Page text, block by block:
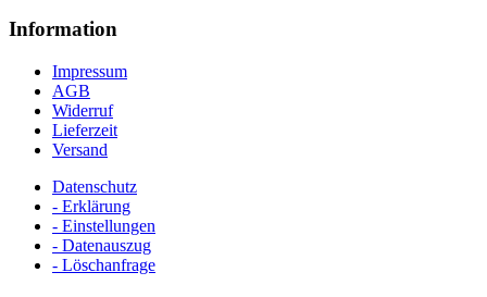
Information
Impressum
AGB
Widerruf
Lieferzeit
Versand
Datenschutz
- Erklärung
- Einstellungen
- Datenauszug
- Löschanfrage